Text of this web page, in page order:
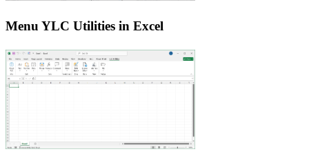
Menu YLC Utilities in Excel